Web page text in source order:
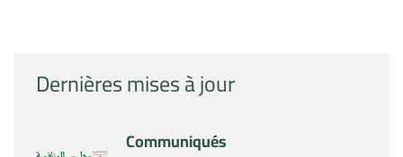
Dernières mises à jour
Communiqués